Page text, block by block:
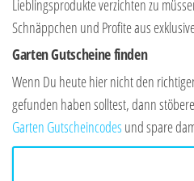
Lieblingsprodukte verzichten zu
Schnäppchen und Profite aus
Garten Gutscheine finden
Wenn Du heute hier nicht den
gefunden haben solltest, dann
Garten Gutscheincodes und spare